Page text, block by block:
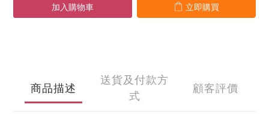
加入購物車 立即購買
商品描述
送貨及付款方
式
顧客評價